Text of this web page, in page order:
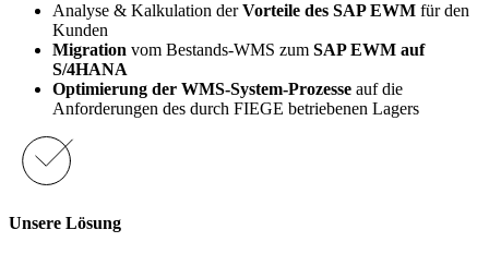
Analyse & Kalkulation derVorteile des SAP EWM für den
Kunden
Migration vom Bestands-WMS zum SAP EWM auf
S/4HANA
Optimierung der WMS-System-Prozesse auf die
Anforderungen des durch FIEGE betriebenen Lagers
Unsere Lösung